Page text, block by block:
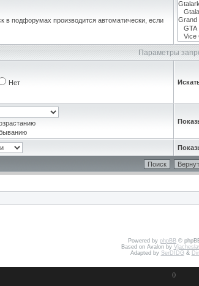
подфорумах производится автоматически, если
Параметры
Нет
Powered by phpBB ©
Based on Avalon by
Adapted by SerDIDG&
0